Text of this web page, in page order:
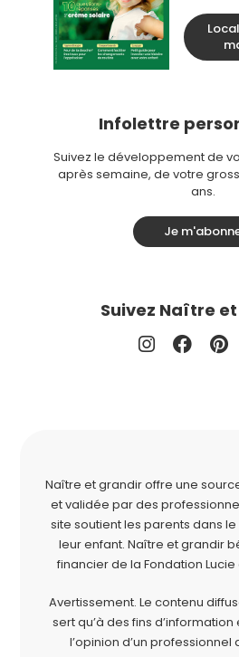
Infolettre
Suivez le développement de
après semaine, de votre
ans.
Je
Suivez Naître
Naître et grandir offre une
et validée par des
site soutient les parents dans
leur enfant. Naître et grandir
financier de la Fondation
Avertissement. Le contenu
sert qu’à des fins
l’opinion d’un professionnel